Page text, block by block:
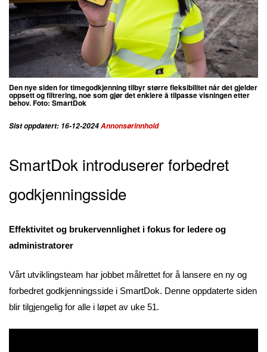
Den nye siden for timegodkjenning tilbyr større fleksibilitet når det gjelder
oppsett og filtrering, noe som gjør det enklere å tilpasse visningen etter
behov. Foto: SmartDok
Sist oppdatert: 16-12-2024Annonsørinnhold
SmartDok introduserer forbedret
godkjenningsside
Effektivitet og brukervennlighet i fokus for ledere og
administratorer
Vårt utviklingsteam har jobbet målrettet for å lansere en ny og
forbedret godkjenningsside i SmartDok. Denne oppdaterte siden
blir tilgjengelig for alle i løpet av uke 51.